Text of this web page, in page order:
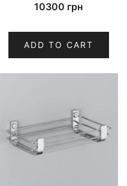
10300 грн
ADD TO CART